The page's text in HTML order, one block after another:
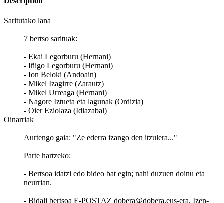
Saritutako lana
7 bertso sarituak:
- Ekai Legorburu (Hernani)
- Iñigo Legorburu (Hernani)
- Ion Beloki (Andoain)
- Mikel Izagirre (Zarautz)
- Mikel Urreaga (Hernani)
- Nagore Iztueta eta lagunak (Ordizia)
- Oier Eziolaza (Idiazabal)
Oinarriak
Aurtengo gaia: "Ze ederra izango den itzulera..."
Parte hartzeko:
- Bertsoa idatzi edo bideo bat egin; nahi duzuen doinu eta
neurrian.
- Bidali bertsoa E-POSTAZ dobera@dobera.eus-era. Izen-